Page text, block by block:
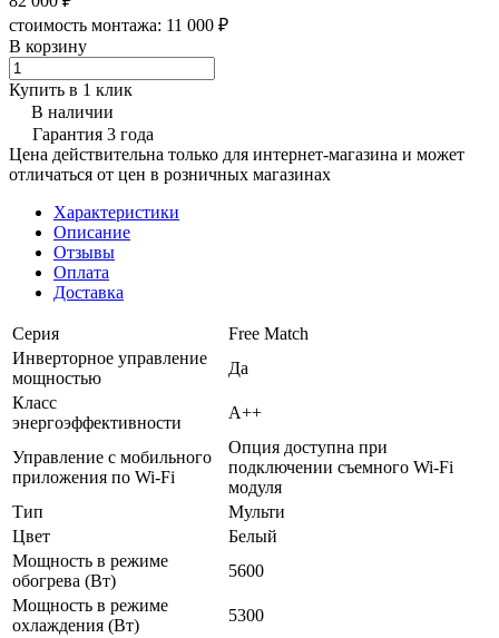
стоимость монтажа: 11 000 ₽
В корзину
Купить в 1 клик
В наличии
Гарантия 3 года
Цена действительна только для интернет-магазина и может
отличаться от цен в розничных магазинах
Характеристики
Описание
Отзывы
Оплата
Доставка
Серия
Free Match
Инверторное управление
мощностью
Да
Класс
энергоэффективности
A++
Управление c мобильного
приложения по Wi-Fi
Опция доступна при
подключении съемного Wi-Fi
модуля
Тип
Мульти
Цвет
Белый
Мощность в режиме
обогрева (Вт)
5600
Мощность в режиме
охлаждения (Вт)
5300